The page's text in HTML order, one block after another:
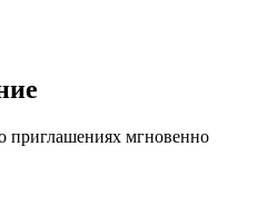
приглашениях мгновенно